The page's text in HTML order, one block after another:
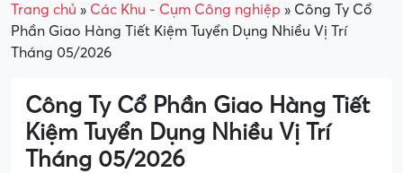
Trang chủ » Các Khu - Cụm Công nghiệp » Công Ty Cổ
Phần Giao Hàng Tiết Kiệm Tuyển Dụng Nhiều Vị Trí
Tháng 05/2026
Công Ty Cổ Phần Giao Hàng Tiết
Kiệm Tuyển Dụng Nhiều Vị Trí
Tháng 05/2026